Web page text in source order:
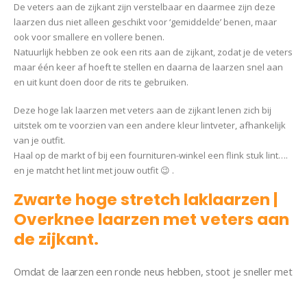
De veters aan de zijkant zijn verstelbaar en daarmee zijn deze
laarzen dus niet alleen geschikt voor ‘gemiddelde’ benen, maar
ook voor smallere en vollere benen.
Natuurlijk hebben ze ook een rits aan de zijkant, zodat je de veters
maar één keer af hoeft te stellen en daarna de laarzen snel aan
en uit kunt doen door de rits te gebruiken.
Deze hoge lak laarzen met veters aan de zijkant lenen zich bij
uitstek om te voorzien van een andere kleur lintveter, afhankelijk
van je outfit.
Haal op de markt of bij een fournituren-winkel een flink stuk lint….
en je matcht het lint met jouw outfit 😉 .
Zwarte hoge stretch laklaarzen |
Overknee laarzen met veters aan
de zijkant.
Omdat de laarzen een ronde neus hebben, stoot je sneller met